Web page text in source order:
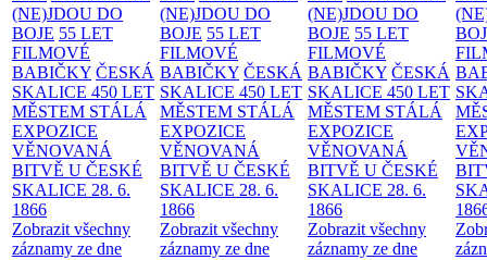
(NE)JDOU DO
BOJE 55 LET
FILMOVÉ
BABIČKY ČESKÁ
SKALICE 450 LET
MĚSTEM STÁLÁ
EXPOZICE
VĚNOVANÁ
BITVĚ U ČESKÉ
SKALICE 28. 6.
1866
Zobrazit všechny
záznamy ze dne
(NE)JDOU DO
BOJE 55 LET
FILMOVÉ
BABIČKY ČESKÁ
SKALICE 450 LET
MĚSTEM STÁLÁ
EXPOZICE
VĚNOVANÁ
BITVĚ U ČESKÉ
SKALICE 28. 6.
1866
Zobrazit všechny
záznamy ze dne
(NE)JDOU DO
BOJE 55 LET
FILMOVÉ
BABIČKY ČESKÁ
SKALICE 450 LET
MĚSTEM STÁLÁ
EXPOZICE
VĚNOVANÁ
BITVĚ U ČESKÉ
SKALICE 28. 6.
1866
Zobrazit všechny
záznamy ze dne